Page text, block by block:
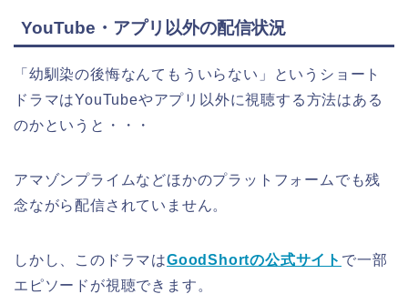
YouTube・アプリ以外の配信状況
「幼馴染の後悔なんてもういらない」というショート
ドラマはYouTubeやアプリ以外に視聴する方法はある
のかというと・・・
アマゾンプライムなどほかのプラットフォームでも残
念ながら配信されていません。
しかし、このドラマはGoodShortの公式サイト で一部
エピソードが視聴できます。